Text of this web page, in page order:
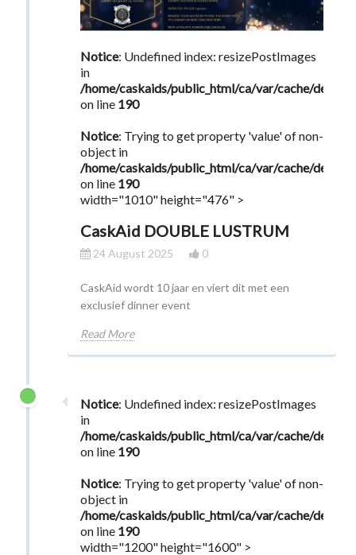
Notice: Undefined index: resizePostImages
in
/home/caskaids/public_html/ca/var/cache/dev/
on line 190
Notice: Trying to get property 'value' of non-
object in
/home/caskaids/public_html/ca/var/cache/dev/
on line 190
width="1010" height="476" >
CaskAid DOUBLE LUSTRUM
24 August 2025 0
CaskAid wordt 10 jaar en viert dit met een
exclusief dinner event
Read More
Notice: Undefined index: resizePostImages
in
/home/caskaids/public_html/ca/var/cache/dev/
on line 190
Notice: Trying to get property 'value' of non-
object in
/home/caskaids/public_html/ca/var/cache/dev/
on line 190
width="1200" height="1600" >